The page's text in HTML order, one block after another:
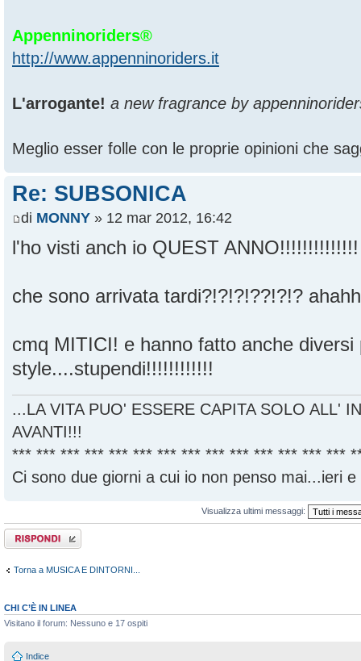
Appenninoriders®
http://www.appenninoriders.it
L'arrogante! a new fragrance by
Meglio esser folle con le proprie opinioni che
Re: SUBSONICA
di MONNY » 12 mar 2012, 16:42
l'ho visti anch io QUEST
che sono arrivata tardi?!?!?!??!?!?
cmq MITICI! e hanno fatto anche diversi
style....stupendi!!!!!!!!!!!!
...LA VITA PUO' ESSERE CAPITA SOLO ALL'
AVANTI!!!
*** *** *** *** *** *** *** *** *** *** *** *** *** ***
Ci sono due giorni a cui io non penso mai...ieri
Visualizza ultimi messaggi:
Rispondi al
messaggio
Torna a MUSICA E DINTORNI...
CHI C’È IN LINEA
Visitano il forum: Nessuno e 17 ospiti
Indice